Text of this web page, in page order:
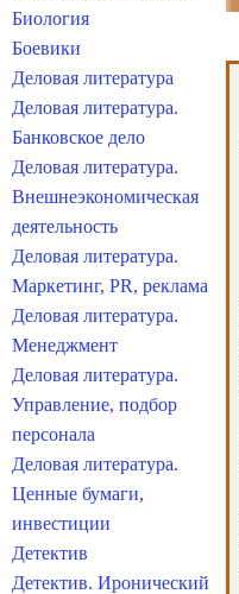
Биология
Боевики
Деловая литература
Деловая литература.
Банковское дело
Деловая литература.
Внешнеэкономическая
деятельность
Деловая литература.
Маркетинг, PR, реклама
Деловая литература.
Менеджмент
Деловая литература.
Управление, подбор
персонала
Деловая литература.
Ценные бумаги,
инвестиции
Детектив
Детектив. Иронический